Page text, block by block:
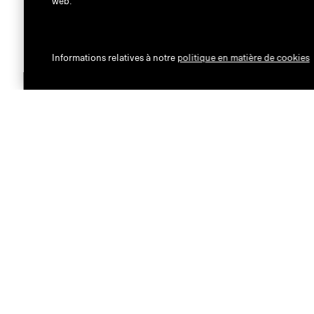
Informations relatives à notre politique en matière de cookies